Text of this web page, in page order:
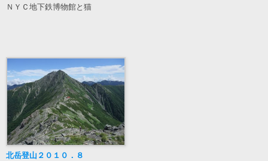
ＮＹＣ地下鉄博物館と猫
北岳登山２０１０ ．８